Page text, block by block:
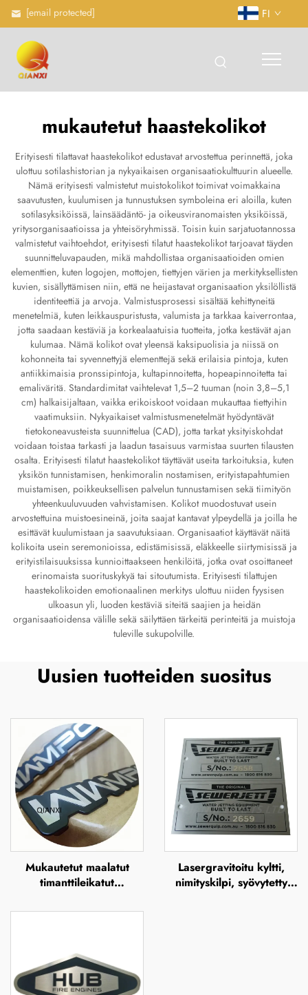
[email protected] FI
mukautetut haastekolikot
Erityisesti tilattavat haastekolikot edustavat arvostettua perinnettä, joka
ulottuu sotilashistorian ja nykyaikaisen organisaatiokulttuurin alueelle.
Nämä erityisesti valmistetut muistokolikot toimivat voimakkaina
saavutusten, kuulumisen ja tunnustuksen symboleina eri aloilla, kuten
sotilasyksiköissä, lainsäädäntö- ja oikeusviranomaisten yksiköissä,
yritysorganisaatioissa ja yhteisöryhmissä. Toisin kuin sarjatuotannossa
valmistetut vaihtoehdot, erityisesti tilatut haastekolikot tarjoavat täyden
suunnitteluvapauden, mikä mahdollistaa organisaatioiden omien
elementtien, kuten logojen, mottojen, tiettyjen värien ja merkityksellisten
kuvien, sisällyttämisen niin, että ne heijastavat organisaation yksilöllistä
identiteettiä ja arvoja. Valmistusprosessi sisältää kehittyneitä
menetelmiä, kuten leikkauspuristusta, valumista ja tarkkaa kaiverrontaa,
jotta saadaan kestäviä ja korkealaatuisia tuotteita, jotka kestävät ajan
kulumaa. Nämä kolikot ovat yleensä kaksipuolisia ja niissä on
kohonneita tai syvennettyjä elementtejä sekä erilaisia pintoja, kuten
antiikkimaisia pronssipintoja, kultapinnoitetta, hopeapinnoitetta tai
emaliväritä. Standardimitat vaihtelevat 1,5–2 tuuman (noin 3,8–5,1
cm) halkaisijaltaan, vaikka erikoiskoot voidaan mukauttaa tiettyihin
vaatimuksiin. Nykyaikaiset valmistusmenetelmät hyödyntävät
tietokoneavusteista suunnittelua (CAD), jotta tarkat yksityiskohdat
voidaan toistaa tarkasti ja laadun tasaisuus varmistaa suurten tilausten
osalta. Erityisesti tilatut haastekolikot täyttävät useita tarkoituksia, kuten
yksikön tunnistamisen, henkimoralin nostamisen, erityistapahtumien
muistamisen, poikkeuksellisen palvelun tunnustamisen sekä tiimityön
yhteenkuuluvuuden vahvistamisen. Kolikot muodostuvat usein
arvostettuina muistoesineinä, joita saajat kantavat ylpeydellä ja joilla he
esittävät kuulumistaan ja saavutuksiaan. Organisaatiot käyttävät näitä
kolikoita usein seremonioissa, edistämisissä, eläkkeelle siirtymisissä ja
erityistilaisuuksissa kunnioittaakseen henkilöitä, jotka ovat osoittaneet
erinomaista suorituskykyä tai sitoutumista. Erityisesti tilattujen
haastekolikoiden emotionaalinen merkitys ulottuu niiden fyysisen
ulkoasun yli, luoden kestäviä siteitä saajien ja heidän
organisaatioidensa välille sekä säilyttäen tärkeitä perinteitä ja muistoja
tuleville sukupolville.
Uusien tuotteiden suositus
Mukautetut maalatut
timanttileikatut
levy
Lasergravitoitu kyltti,
nimityskilpi, syövytetty